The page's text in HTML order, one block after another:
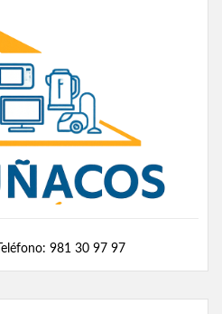
Teléfono: 981 30 97 97